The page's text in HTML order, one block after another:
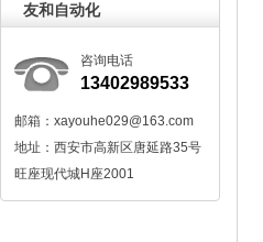
友和自动化
咨询电话
13402989533
邮箱：xayouhe029@163.com
地址：西安市高新区唐延路35号
旺座现代城H座2001